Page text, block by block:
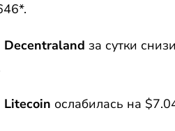
Decentraland за сутки
Litecoin ослабилась на